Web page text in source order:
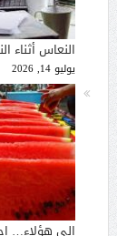
النعاس أثناء
يوليو 14, 2026
إلى هؤلاء…